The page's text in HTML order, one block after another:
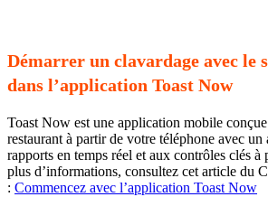
Démarrer un clavardage avec le
dans l’application Toast Now
Toast Now est une application mobile
restaurant à partir de votre téléphone avec un
rapports en temps réel et aux contrôles clés à
plus d’informations, consultez cet article du
: Commencez avec l’application Toast Now